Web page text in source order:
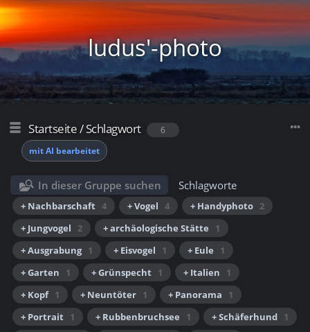
ludus'-photo
Startseite/Schlagwort
6
mit AI bearbeitet
In dieser Gruppe suchen Schlagworte
+ Nachbarschaft 4 + Vogel 4 + Handyphoto 2
+ Jungvogel
2 + archäologische Stätte
1
+ Ausgrabung 1 + Eisvogel 1 + Eule
1
+ Garten
1 + Grünspecht 1 + Italien
1
+ Kopf 1 + Neuntöter 1 + Panorama
1
+ Portrait 1 + Rubbenbruchsee 1 + Schäferhund 1